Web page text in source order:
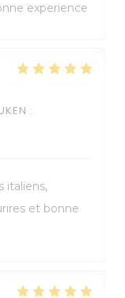
experience
:
italiens,
et bonne